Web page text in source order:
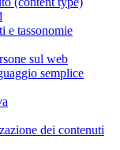
e tassonomie
sul web
semplice
dei contenuti